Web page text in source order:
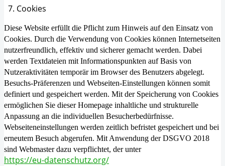
7. Cookies
Diese Website erfüllt die Pflicht zum Hinweis auf den Einsatz von
Cookies. Durch die Verwendung von Cookies können Internetseiten
nutzerfreundlich, effektiv und sicherer gemacht werden. Dabei
werden Textdateien mit Informationspunkten auf Basis von
Nutzeraktivitäten temporär im Browser des Benutzers abgelegt.
Besuchs-Präferenzen und Webseiten-Einstellungen können somit
definiert und gespeichert werden. Mit der Speicherung von Cookies
ermöglichen Sie dieser Homepage inhaltliche und strukturelle
Anpassung an die individuellen Besucherbedürfnisse.
Webseiteneinstellungen werden zeitlich befristet gespeichert und bei
erneutem Besuch abgerufen. Mit Anwendung der DSGVO 2018
sind Webmaster dazu verpflichtet, der unter
https://eu-datenschutz.org/